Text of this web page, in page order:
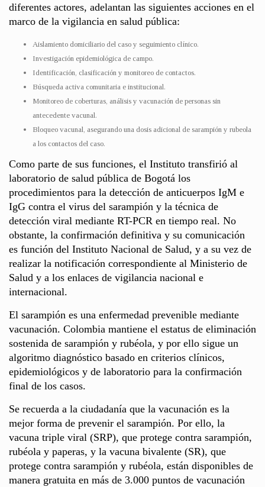
diferentes actores, adelantan las siguientes acciones en el
marco de la vigilancia en salud pública:
Aislamiento domiciliario del caso y seguimiento clínico.
Investigación epidemiológica de campo.
Identificación, clasificación y monitoreo de contactos.
Búsqueda activa comunitaria e institucional.
Monitoreo de coberturas, análisis y vacunación de personas sin
antecedente vacunal.
Bloqueo vacunal, asegurando una dosis adicional de sarampión y rubeola
a los contactos del caso.
Como parte de sus funciones, el Instituto transfirió al
laboratorio de salud pública de Bogotá los
procedimientos para la detección de anticuerpos IgM e
IgG contra el virus del sarampión y la técnica de
detección viral mediante RT-PCR en tiempo real. No
obstante, la confirmación definitiva y su comunicación
es función del Instituto Nacional de Salud, y a su vez de
realizar la notificación correspondiente al Ministerio de
Salud y a los enlaces de vigilancia nacional e
internacional.
El sarampión es una enfermedad prevenible mediante
vacunación. Colombia mantiene el estatus de eliminación
sostenida de sarampión y rubéola, y por ello sigue un
algoritmo diagnóstico basado en criterios clínicos,
epidemiológicos y de laboratorio para la confirmación
final de los casos.
Se recuerda a la ciudadanía que la vacunación es la
mejor forma de prevenir el sarampión. Por ello, la
vacuna triple viral (SRP), que protege contra sarampión,
rubéola y paperas, y la vacuna bivalente (SR), que
protege contra sarampión y rubéola, están disponibles de
manera gratuita en más de 3.000 puntos de vacunación